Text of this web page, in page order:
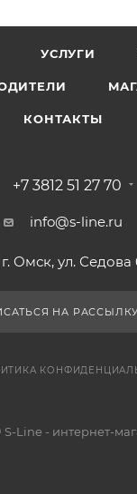
УСЛУГИ
КОНТАКТЫ
+7 3812 51 27 70
info@s-line.ru
г. Омск, ул. Седова
НА
S-Line - интернет-